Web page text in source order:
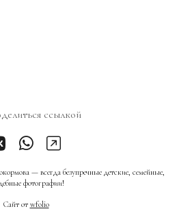
ссылкой
— всегда безупречные детские, семейные,
фотографии!
Сайт от wfolio